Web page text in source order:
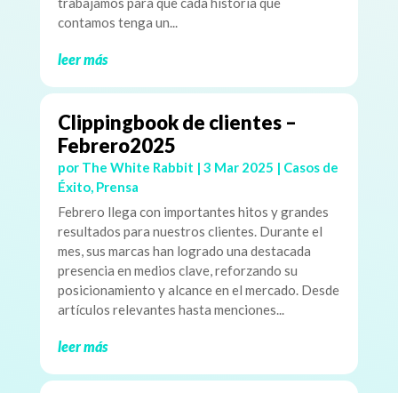
contamos tenga un...
leer más
Clippingbook de clientes –
Febrero2025
por The White Rabbit | 3 Mar 2025 | Casos de
Éxito, Prensa
Febrero llega con importantes hitos y grandes
resultados para nuestros clientes. Durante el
mes, sus marcas han logrado una destacada
presencia en medios clave, reforzando su
posicionamiento y alcance en el mercado. Desde
artículos relevantes hasta menciones...
leer más